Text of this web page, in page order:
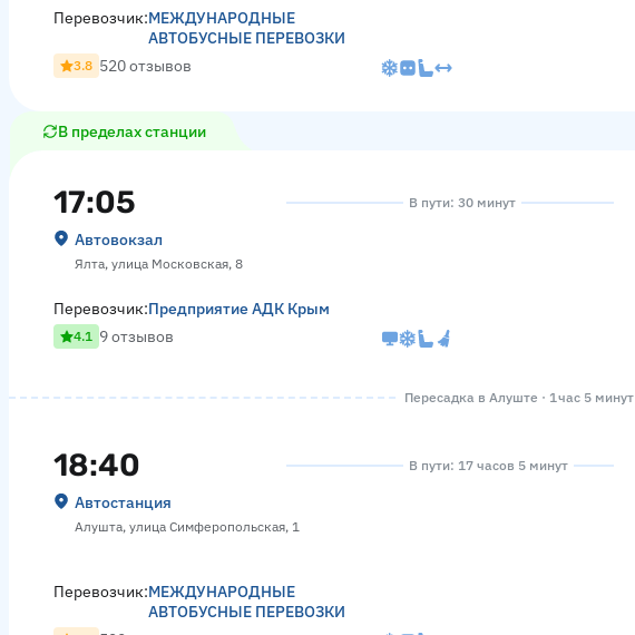
Перевозчик:МЕЖДУНАРОДНЫЕ
АВТОБУСНЫЕ ПЕРЕВОЗКИ
3.8 520 отзывов
В пределах станции
17:05
Автовокзал
Ялта, улица Московская, 8
В пути: 30 минут
Перевозчик:Предприятие АДК Крым
4.1 9 отзывов
Пересадка в Алуште · 1 час 5 минут
18:40
Автостанция
Алушта, улица Симферопольская, 1
В пути: 17 часов 5 минут
Перевозчик:МЕЖДУНАРОДНЫЕ
АВТОБУСНЫЕ ПЕРЕВОЗКИ